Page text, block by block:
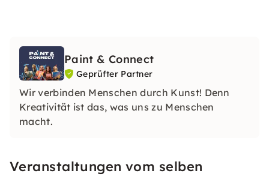
Paint & Connect
Geprüfter Partner
Wir verbinden Menschen durch Kunst! Denn
Kreativität ist das, was uns zu Menschen
macht.
Veranstaltungen vom selben